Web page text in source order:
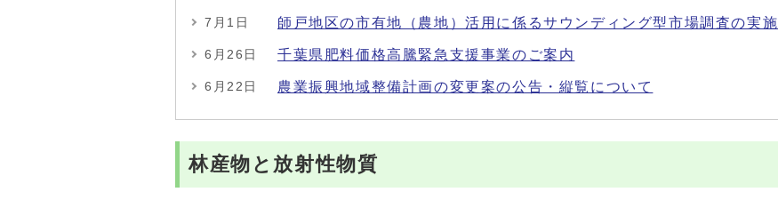
7月1日 師戸地区の市有地（農地）活用に係るサウンディング型市場調査の実施
6月26日 千葉県肥料価格高騰緊急支援事業のご案内
6月22日 農業振興地域整備計画の変更案の公告・縦覧について
林産物と放射性物質